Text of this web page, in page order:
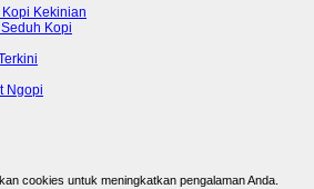
Kekinian
Kopi
Ngopi
cookies untuk meningkatkan pengalaman Anda.